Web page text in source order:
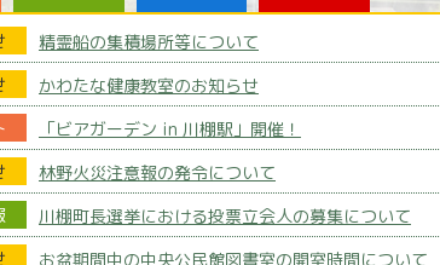
精霊船の集積場所等について
かわたな健康教室のお知らせ
「ビアガーデン in 川棚駅」開催！
林野火災注意報の発令について
川棚町長選挙における投票立会人の募集について
お盆期間中の中央公民館図書室の開室時間について